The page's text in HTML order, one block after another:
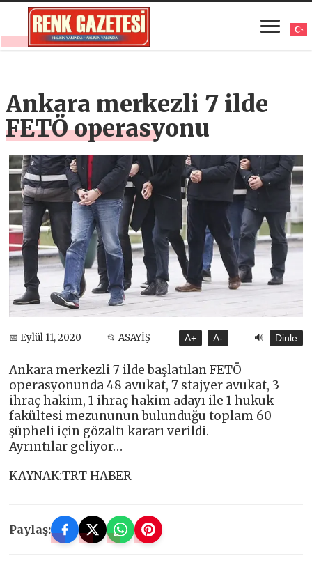
Ankara merkezli 7 ilde
FETÖ operasyonu
📅 Eylül 11, 2020 📂 ASAYİŞ A+ A- 🔊 Dinle
Ankara merkezli 7 ilde başlatılan FETÖ
operasyonunda 48 avukat, 7 stajyer avukat, 3
ihraç hakim, 1 ihraç hakim adayı ile 1 hukuk
fakültesi mezununun bulunduğu toplam 60
şüpheli için gözaltı kararı verildi.
Ayrıntılar geliyor…
KAYNAK:TRT HABER
Paylaş: